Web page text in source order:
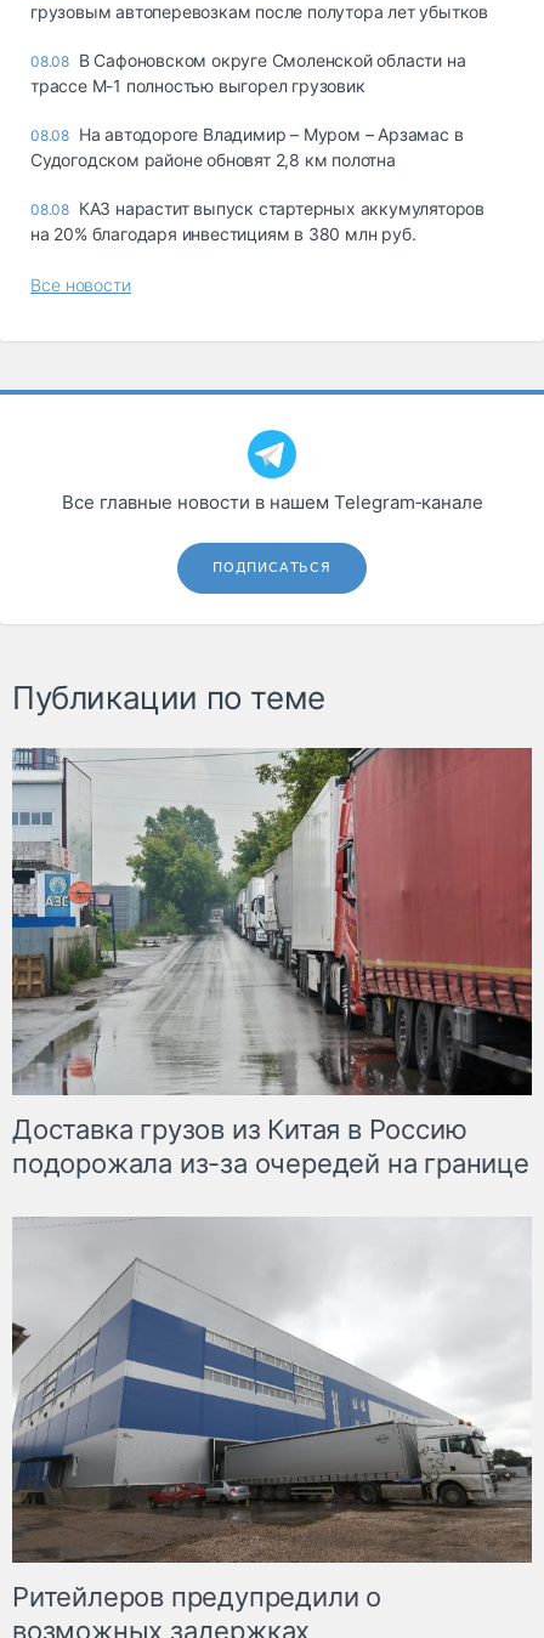
грузовым автоперевозкам после полутора лет убытков
08.08 В Сафоновском округе Смоленской области на
трассе М-1 полностью выгорел грузовик
08.08 На автодороге Владимир – Муром – Арзамас в
Судогодском районе обновят 2,8 км полотна
08.08 КАЗ нарастит выпуск стартерных аккумуляторов
на 20% благодаря инвестициям в 380 млн руб.
Все новости
Все главные новости в нашем Telegram‑канале
ПОДПИСАТЬСЯ
Публикации по теме
Доставка грузов из Китая в Россию
подорожала из-за очередей на границе
Ритейлеров предупредили о
возможных задержках